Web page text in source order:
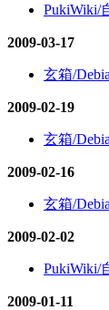
PukiWiki/
2009-03-17
玄箱/
2009-02-19
玄箱/
2009-02-16
玄箱/
2009-02-02
PukiWiki/
2009-01-11